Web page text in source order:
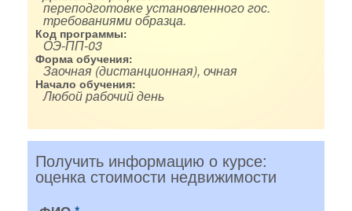
переподготовке установленного гос.
требованиями образца.
Код программы:
ОЭ-ПП-03
Форма обучения:
Заочная (дистанционная), очная
Начало обучения:
Любой рабочий день
Получить информацию о курсе:
оценка стоимости недвижимости